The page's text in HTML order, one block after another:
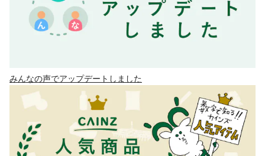
みんなの声でアップデートしました